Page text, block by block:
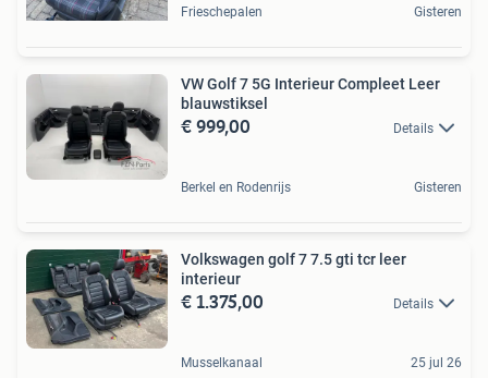
Frieschepalen Gisteren
VW Golf 7 5G Interieur Compleet Leer
blauwstiksel
€ 999,00 Details
Berkel en Rodenrijs Gisteren
Volkswagen golf 7 7.5 gti tcr leer
interieur
€ 1.375,00 Details
Musselkanaal 25 jul 26